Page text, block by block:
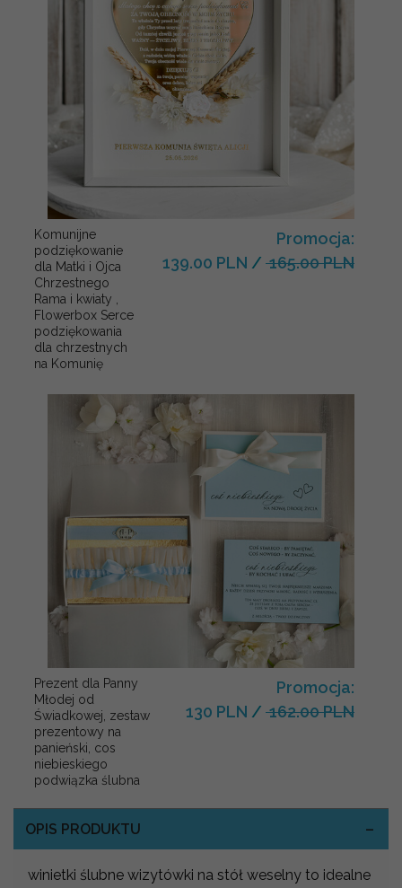
Komunijne
podziękowanie
dla Matki i Ojca
Chrzestnego
Rama i kwiaty ,
Flowerbox Serce
podziękowania
dla chrzestnych
na Komunię
Promocja:
139.00 PLN / 165.00 PLN
Prezent dla Panny
Młodej od
Świadkowej, zestaw
prezentowy na
panieński, cos
niebieskiego
podwiązka ślubna
Promocja:
130 PLN / 162.00 PLN
OPIS PRODUKTU
winietki ślubne wizytówki na stół weselny to idealne